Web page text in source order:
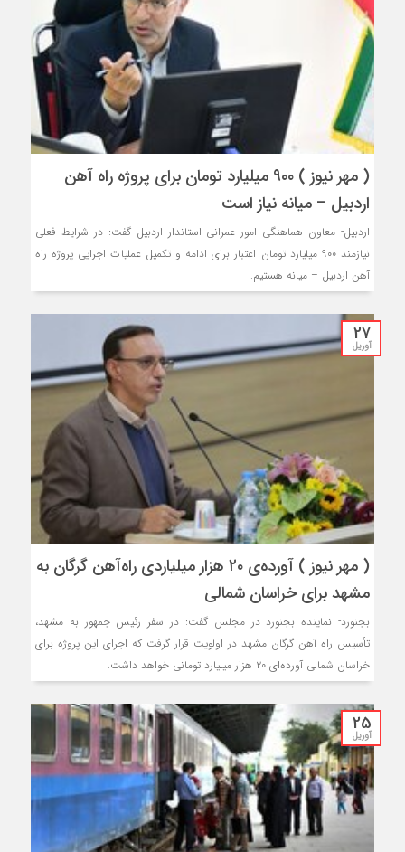
( مهر نیوز ) ۹۰۰ میلیارد تومان برای پروژه راه آهن
اردبیل – میانه نیاز است
اردبیل- معاون هماهنگی امور عمرانی استاندار اردبیل گفت: در شرایط فعلی
نیازمند ۹۰۰ میلیارد تومان اعتبار برای ادامه و تکمیل عملیات اجرایی پروژه راه
آهن اردبیل – میانه هستیم.
27
آوریل
( مهر نیوز ) آورده‌ی ۲۰ هزار میلیاردی راه‌آهن گرگان به
مشهد برای خراسان شمالی
بجنورد- نماینده بجنورد در مجلس گفت: در سفر رئیس جمهور به مشهد،
تأسیس راه آهن گرگان مشهد در اولویت قرار گرفت که اجرای این پروژه برای
خراسان شمالی آورده‌ای ۲۰ هزار میلیارد تومانی خواهد داشت.
25
آوریل